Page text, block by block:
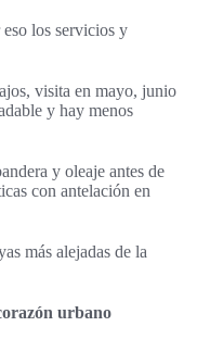
los servicios y
visita en mayo, junio
y hay menos
y oleaje antes de
con antelación en
más alejadas de la
urbano